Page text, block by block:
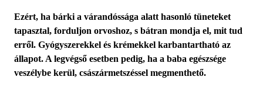
Ezért, ha bárki a várandóssága alatt hasonló tüneteket
tapasztal, forduljon orvoshoz, s bátran mondja el, mit tud
erről. Gyógyszerekkel és krémekkel karbantartható az
állapot. A legvégső esetben pedig, ha a baba egészsége
veszélybe kerül, császármetszéssel megmenthető.